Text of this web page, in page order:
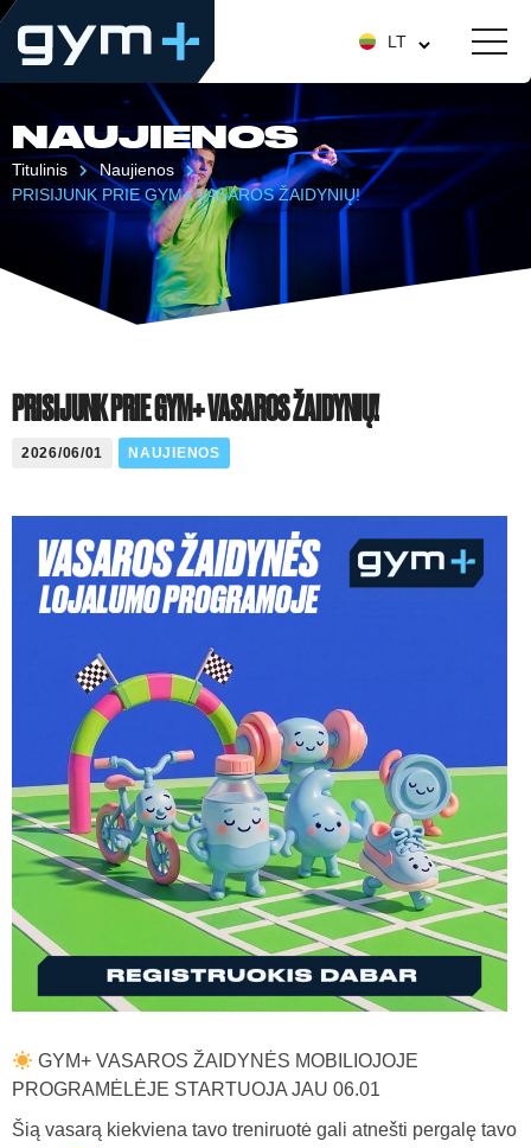
LT
NAUJIENOS
Titulinis
Naujienos
PRISIJUNK PRIE GYM+ VASAROS ŽAIDYNIŲ!
PRISIJUNK PRIE GYM+ VASAROS ŽAIDYNIŲ!
2026/06/01 NAUJIENOS
GYM+ VASAROS ŽAIDYNĖS MOBILIOJOJE
PROGRAMĖLĖJE STARTUOJA JAU 06.01
Šią vasarą kiekviena tavo treniruotė gali atnešti pergalę tavo